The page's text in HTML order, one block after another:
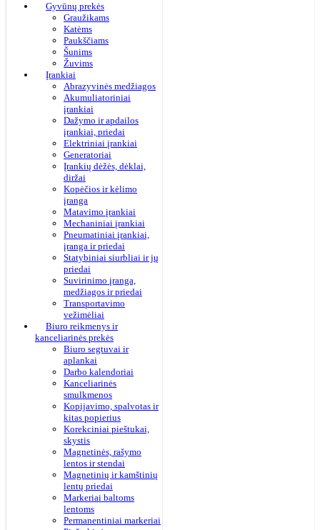
Gyvūnų prekės
Graužikams
Katėms
Paukščiams
Šunims
Žuvims
Įrankiai
Abrazyvinės medžiagos
Akumuliatoriniai
įrankiai
Dažymo ir apdailos
įrankiai, priedai
Elektriniai įrankiai
Generatoriai
Įrankių dėžės, dėklai,
diržai
Kopėčios ir kėlimo
įranga
Matavimo įrankiai
Mechaniniai įrankiai
Pneumatiniai įrankiai,
įranga ir priedai
Statybiniai siurbliai ir jų
priedai
Suvirinimo įranga,
medžiagos ir priedai
Transportavimo
vežimėliai
Biuro reikmenys ir
kanceliarinės prekės
Biuro segtuvai ir
aplankai
Darbo kalendoriai
Kanceliarinės
smulkmenos
Kopijavimo, spalvotas ir
kitas popierius
Korekciniai pieštukai,
skystis
Magnetinės, rašymo
lentos ir stendai
Magnetinių ir kamštinių
lentų priedai
Markeriai baltoms
lentoms
Permanentiniai markeriai